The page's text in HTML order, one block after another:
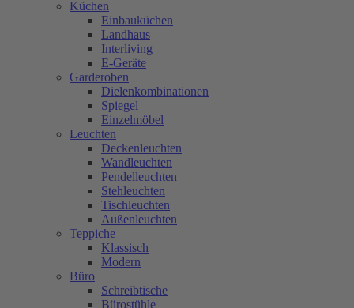
Küchen
Einbauküchen
Landhaus
Interliving
E-Geräte
Garderoben
Dielenkombinationen
Spiegel
Einzelmöbel
Leuchten
Deckenleuchten
Wandleuchten
Pendelleuchten
Stehleuchten
Tischleuchten
Außenleuchten
Teppiche
Klassisch
Modern
Büro
Schreibtische
Bürostühle